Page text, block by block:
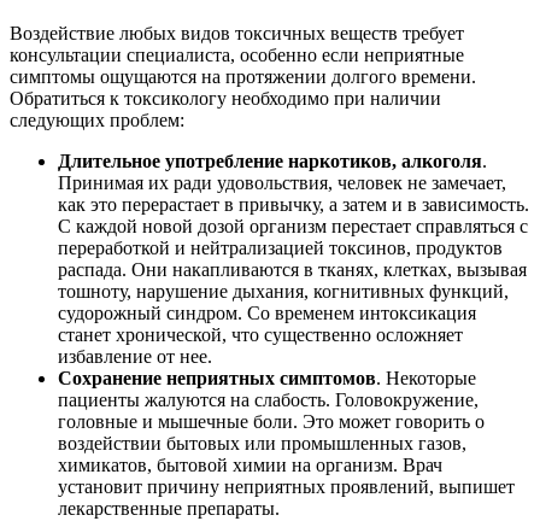
Воздействие любых видов токсичных веществ требует
консультации специалиста, особенно если неприятные
симптомы ощущаются на протяжении долгого времени.
Обратиться к токсикологу необходимо при наличии
следующих проблем:
Длительное употребление наркотиков, алкоголя.
Принимая их ради удовольствия, человек не замечает,
как это перерастает в привычку, а затем и в зависимость.
С каждой новой дозой организм перестает справляться с
переработкой и нейтрализацией токсинов, продуктов
распада. Они накапливаются в тканях, клетках, вызывая
тошноту, нарушение дыхания, когнитивных функций,
судорожный синдром. Со временем интоксикация
станет хронической, что существенно осложняет
избавление от нее.
Сохранение неприятных симптомов. Некоторые
пациенты жалуются на слабость. Головокружение,
головные и мышечные боли. Это может говорить о
воздействии бытовых или промышленных газов,
химикатов, бытовой химии на организм. Врач
установит причину неприятных проявлений, выпишет
лекарственные препараты.